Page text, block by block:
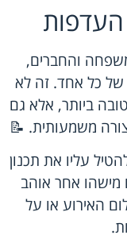
העדפות
והחברים,
של כל אחד. זה לא
ביותר, אלא גם
משמעותית. 📝
עליו את תכנון
מישהו אחר אוהב
האירוע או על